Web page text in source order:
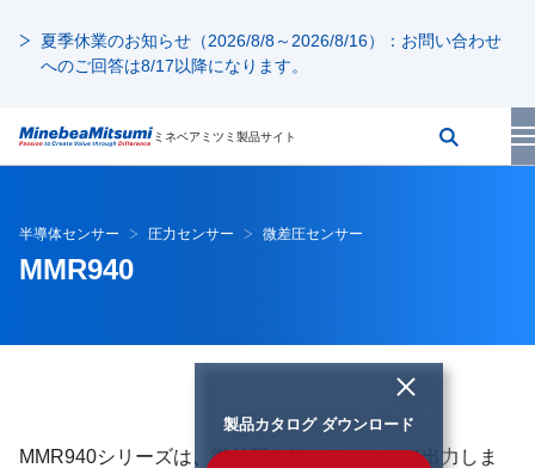
夏季休業のお知らせ（2026/8/8～2026/8/16）：お問い合わせ
へのご回答は8/17以降になります。
ミネベアミツミ製品サイト
半導体センサー 圧力センサー 微差圧センサー
MMR940
MMR940シリーズは、微差圧力値をデジタルで出力しま
製品カタログ ダウンロード